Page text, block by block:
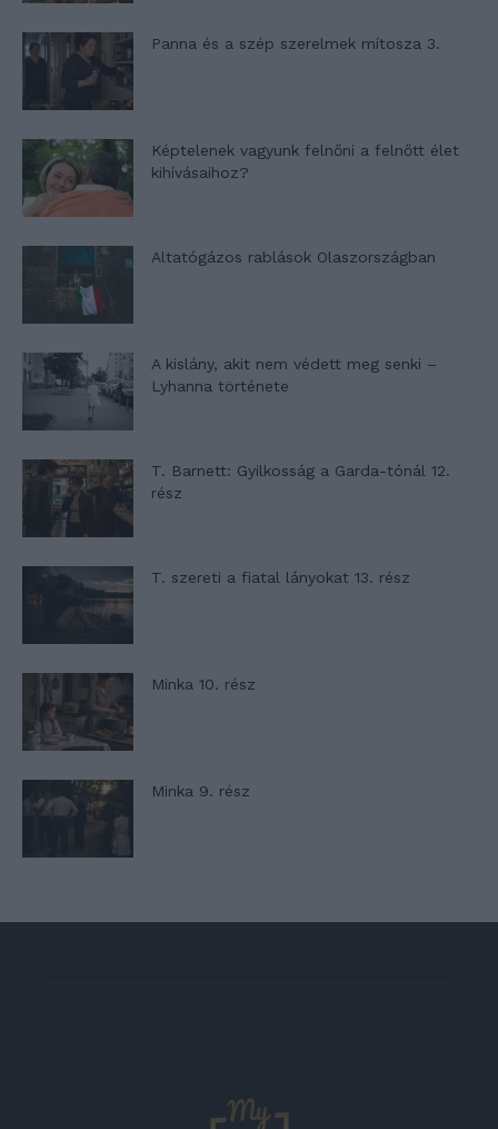
Panna és a szép szerelmek mítosza 3.
Képtelenek vagyunk felnőni a felnőtt élet
kihívásaihoz?
Altatógázos rablások Olaszországban
A kislány, akit nem védett meg senki –
Lyhanna története
T. Barnett: Gyilkosság a Garda-tónál 12.
rész
T. szereti a fiatal lányokat 13. rész
Minka 10. rész
Minka 9. rész